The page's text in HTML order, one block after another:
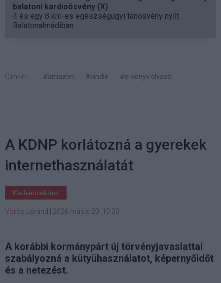
balatoni kardioösvény (X)
4 és egy 8 km-es egészségügyi tanösvény nyílt
Balatonalmádiban.
Címkék: #amazon #kindle #e-könyv olvasó
A KDNP korlátozná a gyerekek
internethasználatát
Kedvencekhez
Vörös Lóránd 2026 május 20. 10:30
A korábbi kormánypárt új törvényjavaslattal
szabályozná a kütyühasználatot, képernyőidőt
és a netezést.